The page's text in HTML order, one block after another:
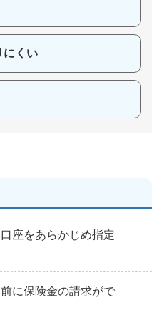
にくい
座をあらかじめ指定
に保険金の請求がで